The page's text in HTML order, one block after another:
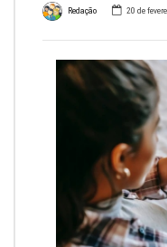
Redação 20 de